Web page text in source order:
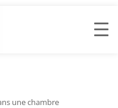
DE
LINGE
DE
une chambre